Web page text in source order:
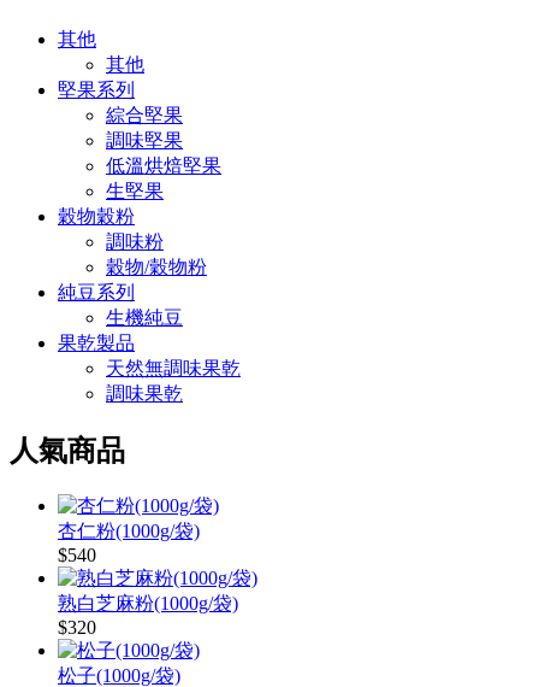
其他
其他
堅果系列
綜合堅果
調味堅果
低溫烘焙堅果
生堅果
穀物穀粉
調味粉
穀物/穀物粉
純豆系列
生機純豆
果乾製品
天然無調味果乾
調味果乾
人氣商品
杏仁粉(1000g/袋)
$540
熟白芝麻粉(1000g/袋)
$320
松子(1000g/袋)